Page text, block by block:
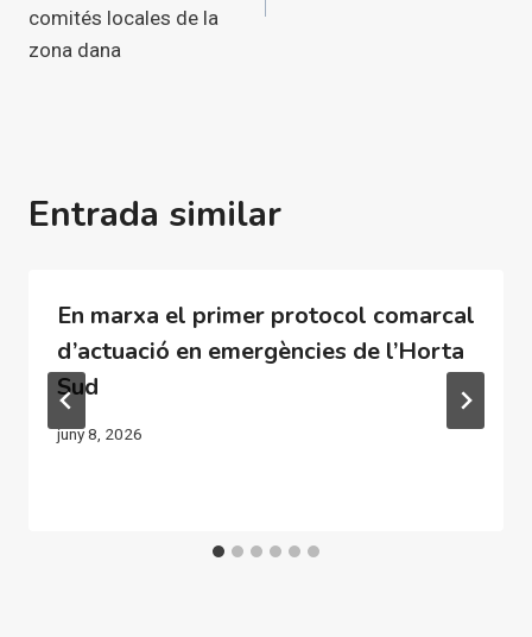
comités locales de la
zona dana
Entrada similar
En marxa el primer protocol comarcal
d’actuació en emergències de l’Horta
Sud
juny 8, 2026